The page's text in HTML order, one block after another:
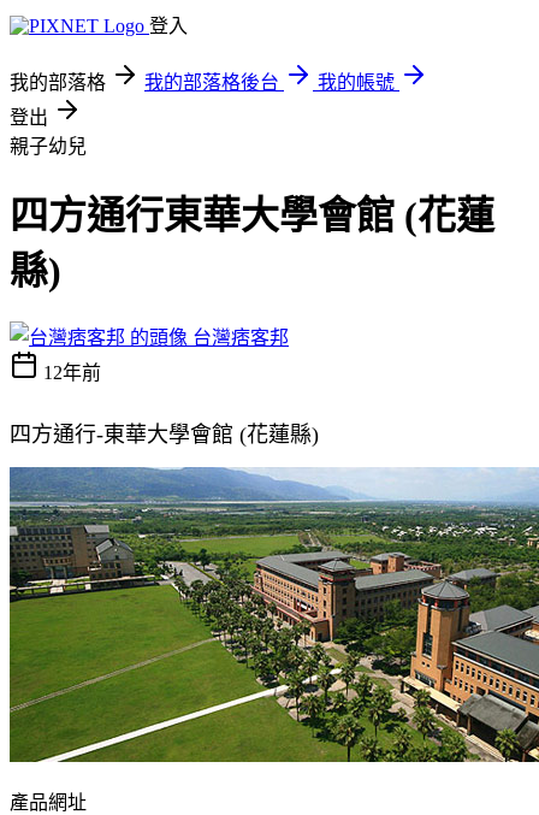
登入
我的部落格 我的部落格後台
我的帳號
登出
親子幼兒
四方通行東華大學會館 (花蓮
縣)
台灣痞客邦
12年前
四方通行-東華大學會館 (花蓮縣)
產品網址